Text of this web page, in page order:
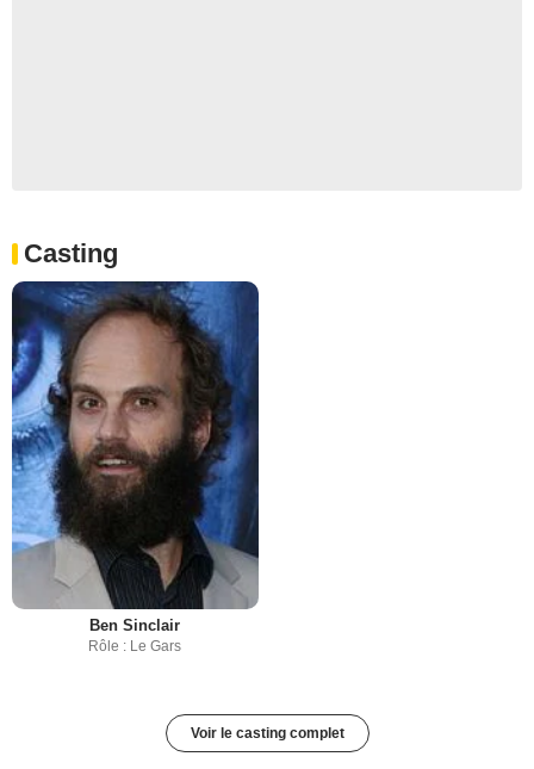
Casting
Ben Sinclair
Rôle : Le Gars
Voir le casting complet